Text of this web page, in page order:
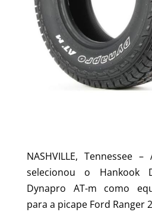
NASHVILLE, Tennessee
selecionou o
Dynapro AT-m como
para a picape Ford Ranger